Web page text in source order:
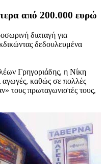
από 200.000 ευρώ
διαταγή για
δεδουλευμένα
Γρηγοριάδης, η Νίκη
αγωγές, καθώς σε πολλές
τους πρωταγωνιστές τους,